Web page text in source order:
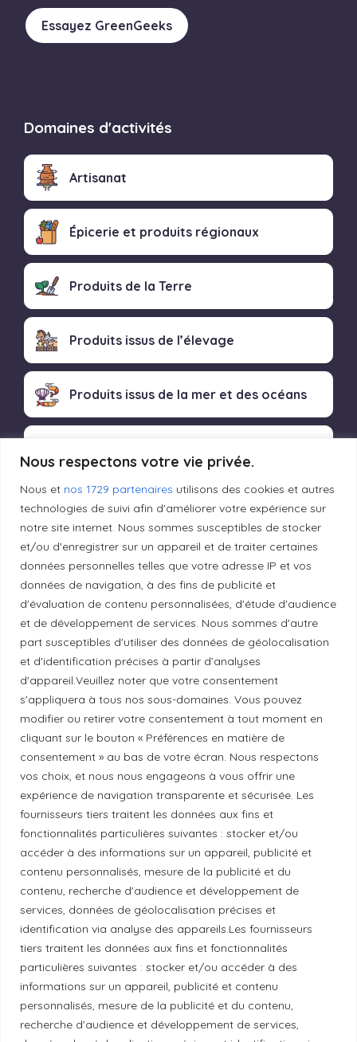
Nous respectons votre vie privée.
Nous et nos 1729 partenaires utilisons des cookies et autres
technologies de suivi afin d'améliorer votre expérience sur
notre site internet. Nous sommes susceptibles de stocker
et/ou d'enregistrer sur un appareil et de traiter certaines
données personnelles telles que votre adresse IP et vos
données de navigation, à des fins de publicité et
d'évaluation de contenu personnalisées, d'étude d'audience
et de développement de services. Nous sommes d'autre
part susceptibles d'utiliser des données de géolocalisation
et d'identification précises à partir d’analyses
d'appareil.Veuillez noter que votre consentement
s'appliquera à tous nos sous-domaines. Vous pouvez
modifier ou retirer votre consentement à tout moment en
cliquant sur le bouton « Préférences en matière de
consentement » au bas de votre écran. Nous respectons
vos choix, et nous nous engageons à vous offrir une
expérience de navigation transparente et sécurisée. Les
fournisseurs tiers traitent les données aux fins et
fonctionnalités particulières suivantes : stocker et/ou
accéder à des informations sur un appareil, publicité et
contenu personnalisés, mesure de la publicité et du
contenu, recherche d'audience et développement de
services, données de géolocalisation précises et
identification via analyse des appareils.Les fournisseurs
tiers traitent les données aux fins et fonctionnalités
particulières suivantes : stocker et/ou accéder à des
informations sur un appareil, publicité et contenu
personnalisés, mesure de la publicité et du contenu,
recherche d'audience et développement de services,
Essayez GreenGeeks
Domaines d'activités
Artisanat
Épicerie et produits régionaux
Produits de la Terre
Produits issus de l’élevage
Produits issus de la mer et des océans
Liens utiles
Mentions légales
Politique de confidentialité
Principes de publication
Politique de correction
Politique de diversité
Politique éthique
Reconnaissance du territoire
Local Market, marque portée par la société Les
Chats Gourmets Ltd. tient à souligner que ses
installations, situées au 511 Lacolle Way (Ottawa-
Orléans), se trouvent sur le territoire traditionnel non